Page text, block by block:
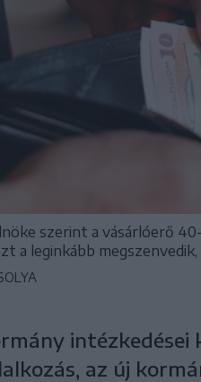
szerint a vásárlóerő
a leginkább
az új